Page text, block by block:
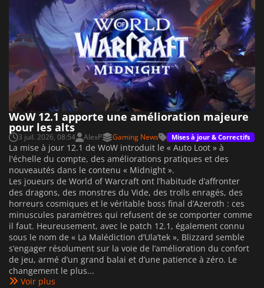
WoW 12.1 apporte une amélioration majeure
pour les alts
3 juil. 2026, 08:54 AlexP Gaming News Mises à jour & Correctifs
La mise à jour 12.1 de WoW introduit le « Auto Loot » à
l'échelle du compte, des améliorations pratiques et des
nouveautés dans le contenu « Midnight ».
Les joueurs de World of Warcraft ont l’habitude d’affronter
des dragons, des monstres du Vide, des trolls enragés, des
horreurs cosmiques et le véritable boss final d’Azeroth : ces
minuscules paramètres qui refusent de se comporter comme
il faut. Heureusement, avec le patch 12.1, également connu
sous le nom de « La Malédiction d’Ula’tek », Blizzard semble
s’engager résolument sur la voie de l’amélioration du confort
de jeu, armé d’un grand balai et d’une patience à zéro. Le
changement le plus...
Voir plus